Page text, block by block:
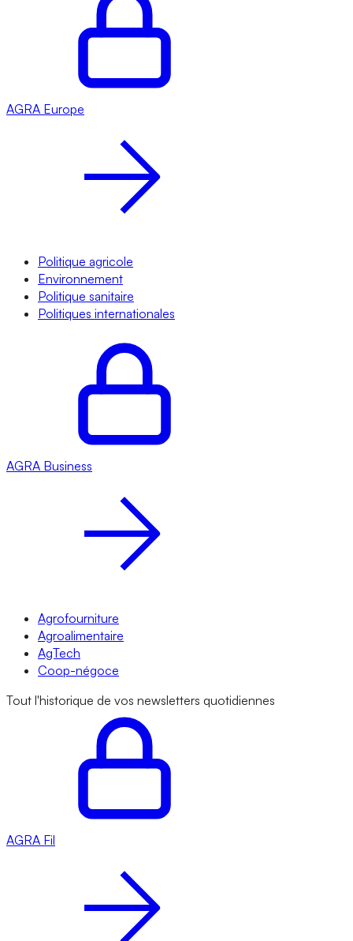
AGRA Europe
Politique agricole
Environnement
Politique sanitaire
Politiques internationales
AGRA Business
Agrofourniture
Agroalimentaire
AgTech
Coop-négoce
Tout l'historique de vos newsletters quotidiennes
AGRA Fil